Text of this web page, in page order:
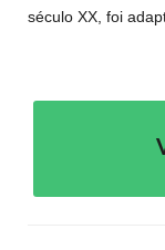
século XX, foi